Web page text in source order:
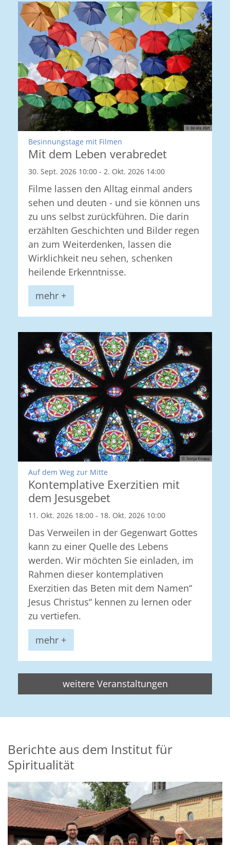
© Beate Hirt
Besinnungstage mit Filmen
Mit dem Leben verabredet
30. Sept. 2026 10:00 - 2. Okt. 2026 14:00
Filme lassen den Alltag einmal anders
sehen und deuten - und sie können uns
zu uns selbst zurückführen. Die darin
erzählten Geschichten und Bilder regen
an zum Weiterdenken, lassen die
Wirklichkeit neu sehen, schenken
heilende Erkenntnisse.
mehr +
© Sonja Knapp
Auf dem Weg zur Mitte
Kontemplative Exerzitien mit
dem Jesusgebet
11. Okt. 2026 18:00 - 18. Okt. 2026 10:00
Das Verweilen in der Gegenwart Gottes
kann zu einer Quelle des Lebens
werden. Wir möchten Sie einladen, im
Rahmen dieser kontemplativen
Exerzitien das Beten mit dem Namen“
Jesus Christus“ kennen zu lernen oder
zu vertiefen.
mehr +
weitere Veranstaltungen
Berichte aus dem Institut für
Spiritualität